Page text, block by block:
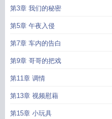
第3章 我们的秘密
第5章 午夜入侵
第7章 车内的告白
第9章 哥哥的把戏
第11章 调情
第13章 视频慰藉
第15章 小玩具